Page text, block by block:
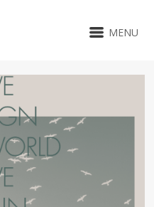
MENU